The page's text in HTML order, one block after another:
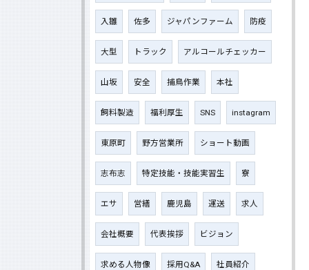
入雛 佐多 ジャパンファーム 防疫
大型 トラック アルコールチェッカー
山坂 安全 捕鳥作業 本社
飼料製造 福利厚生 SNS instagram
東原町 野方営業所 ショート動画
志布志 特定技能・技能実習生 寮
エサ 営繕 鹿児島 運送 求人
会社概要 代表挨拶 ビジョン
求める人物像 採用Q&A 社員紹介